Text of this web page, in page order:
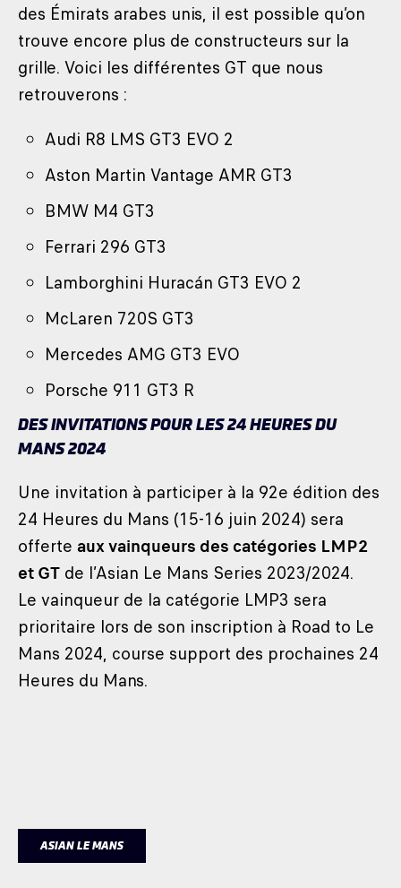
des Émirats arabes unis, il est possible qu’on
trouve encore plus de constructeurs sur la
grille. Voici les différentes GT que nous
retrouverons :
Audi R8 LMS GT3 EVO 2
Aston Martin Vantage AMR GT3
BMW M4 GT3
Ferrari 296 GT3
Lamborghini Huracán GT3 EVO 2
McLaren 720S GT3
Mercedes AMG GT3 EVO
Porsche 911 GT3 R
DES INVITATIONS POUR LES 24 HEURES DU
MANS 2024
Une invitation à participer à la 92e édition des
24 Heures du Mans (15-16 juin 2024) sera
offerte aux vainqueurs des catégories LMP2
et GT de l’Asian Le Mans Series 2023/2024.
Le vainqueur de la catégorie LMP3 sera
prioritaire lors de son inscription à Road to Le
Mans 2024, course support des prochaines 24
Heures du Mans.
ASIAN LE MANS